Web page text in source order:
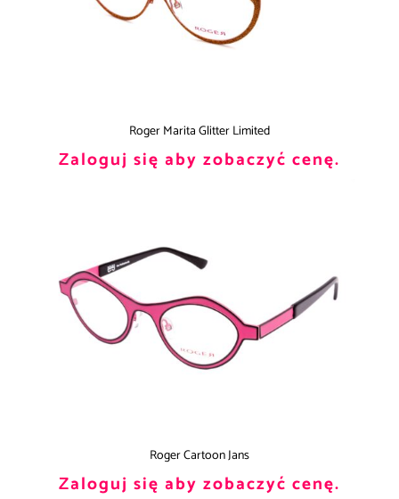
Roger Marita Glitter Limited
Zaloguj się aby zobaczyć cenę.
Roger Cartoon Jans
Zaloguj się aby zobaczyć cenę.